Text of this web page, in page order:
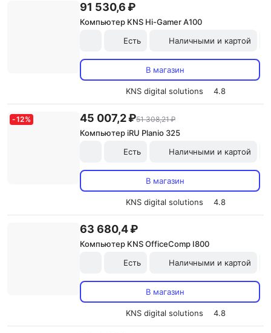
91 530,6 ₽
Компьютер KNS Hi-Gamer A100
Есть
Наличными и картой
В магазин
KNS digital solutions 4.8
-12% 45 007,2 ₽51 308,21 ₽
Компьютер iRU Planio 325
Есть
Наличными и картой
В магазин
KNS digital solutions 4.8
63 680,4 ₽
Компьютер KNS OfficeComp I800
Есть
Наличными и картой
В магазин
KNS digital solutions 4.8